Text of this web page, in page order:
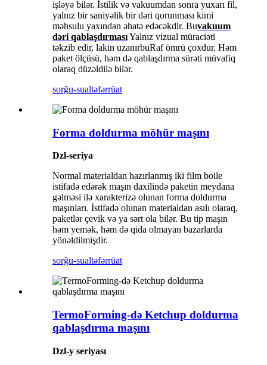
işləyə bilər. İstilik və vakuumdan sonra yuxarı fil,
yalnız bir saniyəlik bir dəri qorunması kimi
məhsulu yaxından əhatə edəcəkdir. Buvakuum
dəri qablaşdırmasıYalnız vizual müraciəti
təkzib edir, lakin uzanırbuRaf ömrü çoxdur. Həm
paket ölçüsü, həm də qablaşdırma sürəti müvafiq
olaraq düzəldilə bilər.
sorğu-sualtəfərrüat
Forma doldurma möhür maşını
Dzl-seriya
Normal materialdan hazırlanmış iki film boile
istifadə edərək maşın daxilində paketin meydana
gəlməsi ilə xarakterizə olunan forma doldurma
maşınları. İstifadə olunan materialdan asılı olaraq,
paketlər çevik və ya sərt ola bilər. Bu tip maşın
həm yemək, həm də qida olmayan bazarlarda
yönəldilmişdir.
sorğu-sualtəfərrüat
TermoForming-də Ketchup doldurma
qablaşdırma maşını
Dzl-y seriyası